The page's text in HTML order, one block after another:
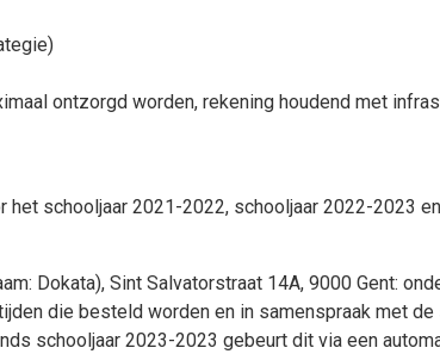
ontzorgd worden, rekening houdend met
het schooljaar 2021-2022, schooljaar 2022-2023
Dokata), Sint Salvatorstraat 14A, 9000 Gent:
die besteld worden en in samenspraak met
schooljaar 2023-2023 gebeurt dit via een